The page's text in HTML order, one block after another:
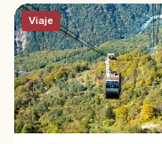
Viaje